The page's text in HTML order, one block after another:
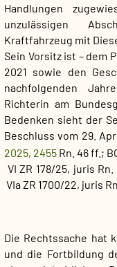
Handlungen
unzulässigen
Kraftfahrzeug mit
Sein Vorsitz ist – dem
2021 sowie den
nachfolgenden
Richterin am
Bedenken sieht der
Beschluss vom 29.
2025, 2455 Rn. 46 ff.;
VI ZR 178/25, juris
VIa ZR 1700/22, juris
Die Rechtssache hat
und die Fortbildung